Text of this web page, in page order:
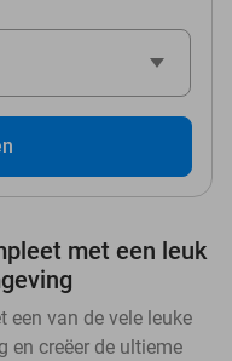
met een leuk
een van de vele leuke
en creëer de ultieme